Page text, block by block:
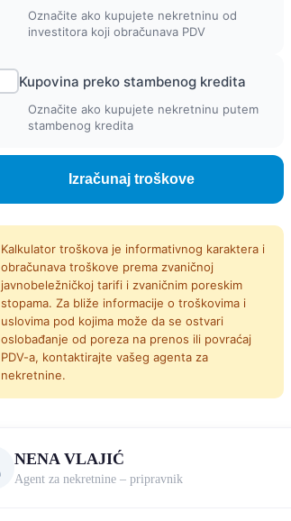
Označite ako kupujete nekretninu od
investitora koji obračunava PDV
Kupovina preko stambenog kredita
Označite ako kupujete nekretninu putem
stambenog kredita
Izračunaj troškove
Kalkulator troškova je informativnog karaktera i
obračunava troškove prema zvaničnoj
javnobeležničkoj tarifi i zvaničnim poreskim
stopama. Za bliže informacije o troškovima i
uslovima pod kojima može da se ostvari
oslobađanje od poreza na prenos ili povraćaj
PDV-a, kontaktirajte vašeg agenta za
nekretnine.
NENA VLAJIĆ
Agent za nekretnine – pripravnik